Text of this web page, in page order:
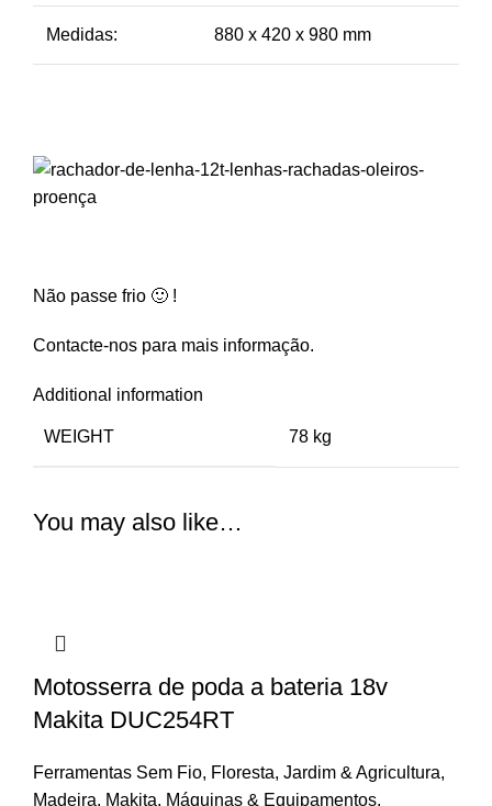
Medidas: 880 x 420 x 980 mm
Não passe frio 🙂 !
Contacte-nos para mais informação.
Additional information
WEIGHT 78 kg
You may also like…
Motosserra de poda a bateria 18v
Makita DUC254RT
Ferramentas Sem Fio, Floresta, Jardim & Agricultura,
Madeira, Makita, Máquinas & Equipamentos,